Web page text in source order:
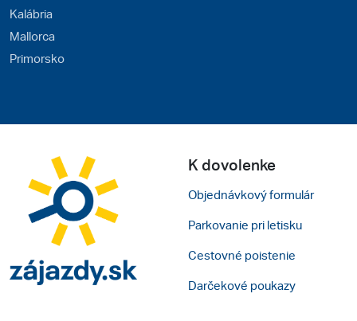
Kalábria
Mallorca
Primorsko
K dovolenke
Objednávkový formulár
Parkovanie pri letisku
Cestovné poistenie
Darčekové poukazy